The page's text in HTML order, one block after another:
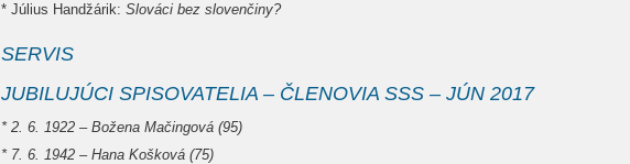
* Július Handžárik: Slováci bez slovenčiny?
SERVIS
JUBILUJÚCI SPISOVATELIA – ČLENOVIA SSS – JÚN 2017
* 2. 6. 1922 – Božena Mačingová (95)
* 7. 6. 1942 – Hana Košková (75)